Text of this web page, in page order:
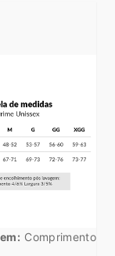
Comprimento